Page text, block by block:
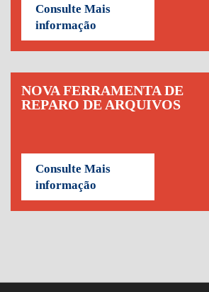
Consulte Mais
informação
NOVA FERRAMENTA DE
REPARO DE ARQUIVOS
Consulte Mais
informação